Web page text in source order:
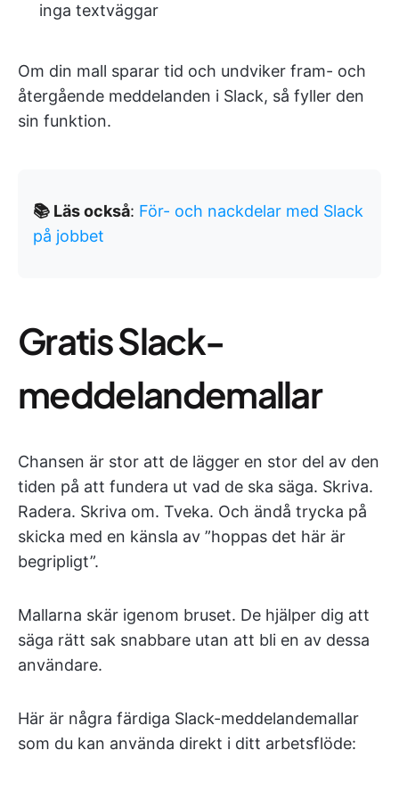
inga textväggar
Om din mall sparar tid och undviker fram- och
återgående meddelanden i Slack, så fyller den
sin funktion.
📚 Läs också: För- och nackdelar med Slack
på jobbet
Gratis Slack-
meddelandemallar
Chansen är stor att de lägger en stor del av den
tiden på att fundera ut vad de ska säga. Skriva.
Radera. Skriva om. Tveka. Och ändå trycka på
skicka med en känsla av ”hoppas det här är
begripligt”.
Mallarna skär igenom bruset. De hjälper dig att
säga rätt sak snabbare utan att bli en av dessa
användare.
Här är några färdiga Slack-meddelandemallar
som du kan använda direkt i ditt arbetsflöde: